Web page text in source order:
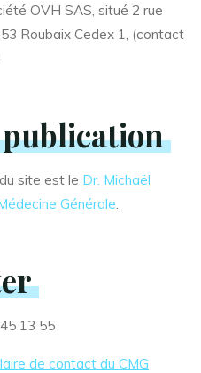
OVH SAS, situé 2 rue
Roubaix Cedex 1, (contact
site est le Dr. Michaël
Générale
13 55
de contact du CMG